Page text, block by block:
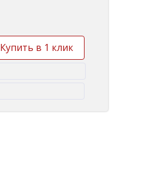
Купить в 1 клик